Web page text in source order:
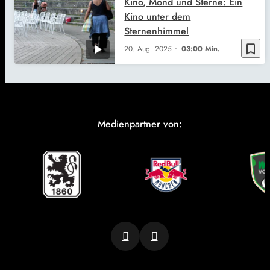
bookmark_border
20. Aug. 2025 03:00 Min.
Kino unter dem
Sternenhimmel
Medienpartner von: